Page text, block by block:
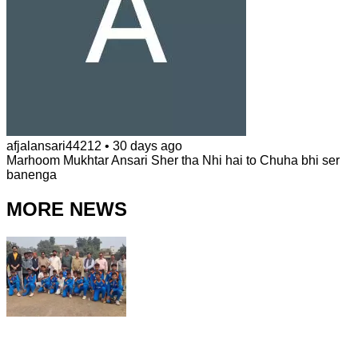
afjalansari44212 • 30 days ago
Marhoom Mukhtar Ansari Sher tha Nhi hai to Chuha bhi ser
banenga
MORE NEWS